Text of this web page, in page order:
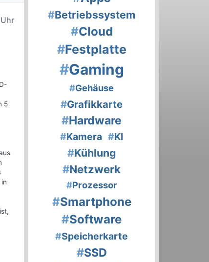
5
#Betriebssystem
#Cloud
#Festplatte
#Gaming
#Gehäuse
#Grafikkarte
#Hardware
#Kamera #KI
#Kühlung
#Netzwerk
#Prozessor
#Smartphone
#Software
#Speicherkarte
#SSD